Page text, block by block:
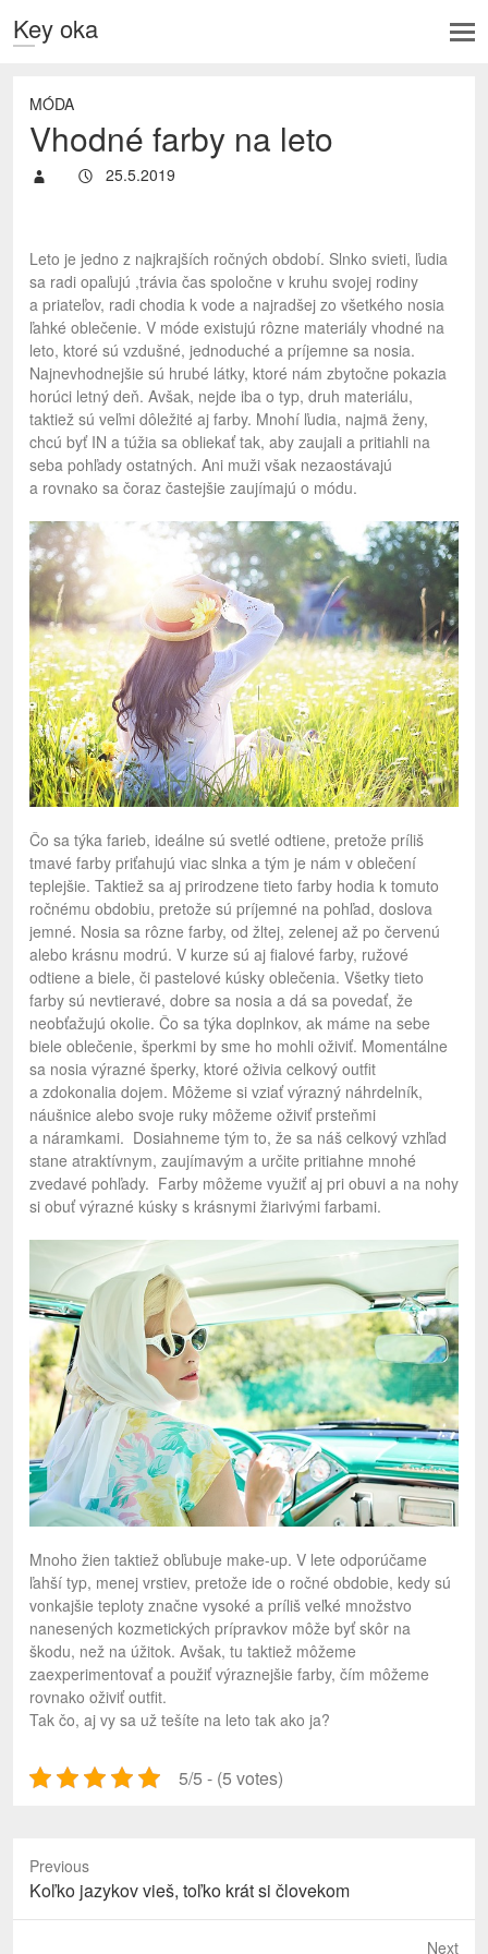
Key oka
MÓDA
Vhodné farby na leto
25.5.2019
Leto je jedno z najkrajších ročných období. Slnko svieti, ľudia
sa radi opaľujú ,trávia čas spoločne v kruhu svojej rodiny
a priateľov, radi chodia k vode a najradšej zo všetkého nosia
ľahké oblečenie. V móde existujú rôzne materiály vhodné na
leto, ktoré sú vzdušné, jednoduché a príjemne sa nosia.
Najnevhodnejšie sú hrubé látky, ktoré nám zbytočne pokazia
horúci letný deň. Avšak, nejde iba o typ, druh materiálu,
taktiež sú veľmi dôležité aj farby. Mnohí ľudia, najmä ženy,
chcú byť IN a túžia sa obliekať tak, aby zaujali a pritiahli na
seba pohľady ostatných. Ani muži však nezaostávajú
a rovnako sa čoraz častejšie zaujímajú o módu.
Čo sa týka farieb, ideálne sú svetlé odtiene, pretože príliš
tmavé farby priťahujú viac slnka a tým je nám v oblečení
teplejšie. Taktiež sa aj prirodzene tieto farby hodia k tomuto
ročnému obdobiu, pretože sú príjemné na pohľad, doslova
jemné. Nosia sa rôzne farby, od žltej, zelenej až po červenú
alebo krásnu modrú. V kurze sú aj fialové farby, ružové
odtiene a biele, či pastelové kúsky oblečenia. Všetky tieto
farby sú nevtieravé, dobre sa nosia a dá sa povedať, že
neobťažujú okolie. Čo sa týka doplnkov, ak máme na sebe
biele oblečenie, šperkmi by sme ho mohli oživiť. Momentálne
sa nosia výrazné šperky, ktoré oživia celkový outfit
a zdokonalia dojem. Môžeme si vziať výrazný náhrdelník,
náušnice alebo svoje ruky môžeme oživiť prsteňmi
a náramkami. Dosiahneme tým to, že sa náš celkový vzhľad
stane atraktívnym, zaujímavým a určite pritiahne mnohé
zvedavé pohľady. Farby môžeme využiť aj pri obuvi a na nohy
si obuť výrazné kúsky s krásnymi žiarivými farbami.
Mnoho žien taktiež obľubuje make-up. V lete odporúčame
ľahší typ, menej vrstiev, pretože ide o ročné obdobie, kedy sú
vonkajšie teploty značne vysoké a príliš veľké množstvo
nanesených kozmetických prípravkov môže byť skôr na
škodu, než na úžitok. Avšak, tu taktiež môžeme
zaexperimentovať a použiť výraznejšie farby, čím môžeme
rovnako oživiť outfit.
Tak čo, aj vy sa už tešíte na leto tak ako ja?
5/5 - (5 votes)
Previous
Previous
post:
Koľko jazykov vieš, toľko krát si človekom
Next